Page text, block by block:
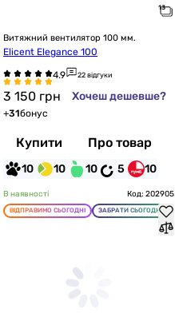
Витяжний вентилятор 100 мм.
Elicent Elegance 100
22 відгуки
3 150 грн Хочеш дешевше?
+31бонус
Купити Про товар
10 10 10 5 10
В наявності Код: 202905
ВІДПРАВИМО СЬОГОДНІ ЗАБРАТИ СЬОГОДНІ